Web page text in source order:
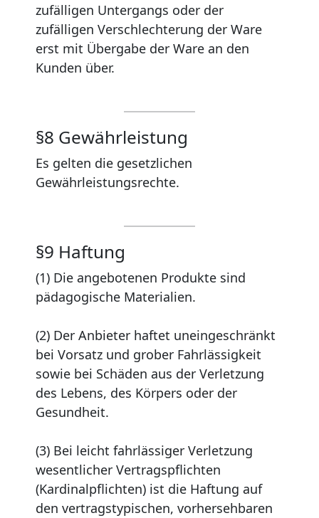
zufälligen Untergangs oder der
zufälligen Verschlechterung der Ware
erst mit Übergabe der Ware an den
Kunden über.
§8 Gewährleistung
Es gelten die gesetzlichen
Gewährleistungsrechte.
§9 Haftung
(1) Die angebotenen Produkte sind
pädagogische Materialien.
(2) Der Anbieter haftet uneingeschränkt
bei Vorsatz und grober Fahrlässigkeit
sowie bei Schäden aus der Verletzung
des Lebens, des Körpers oder der
Gesundheit.
(3) Bei leicht fahrlässiger Verletzung
wesentlicher Vertragspflichten
(Kardinalpflichten) ist die Haftung auf
den vertragstypischen, vorhersehbaren